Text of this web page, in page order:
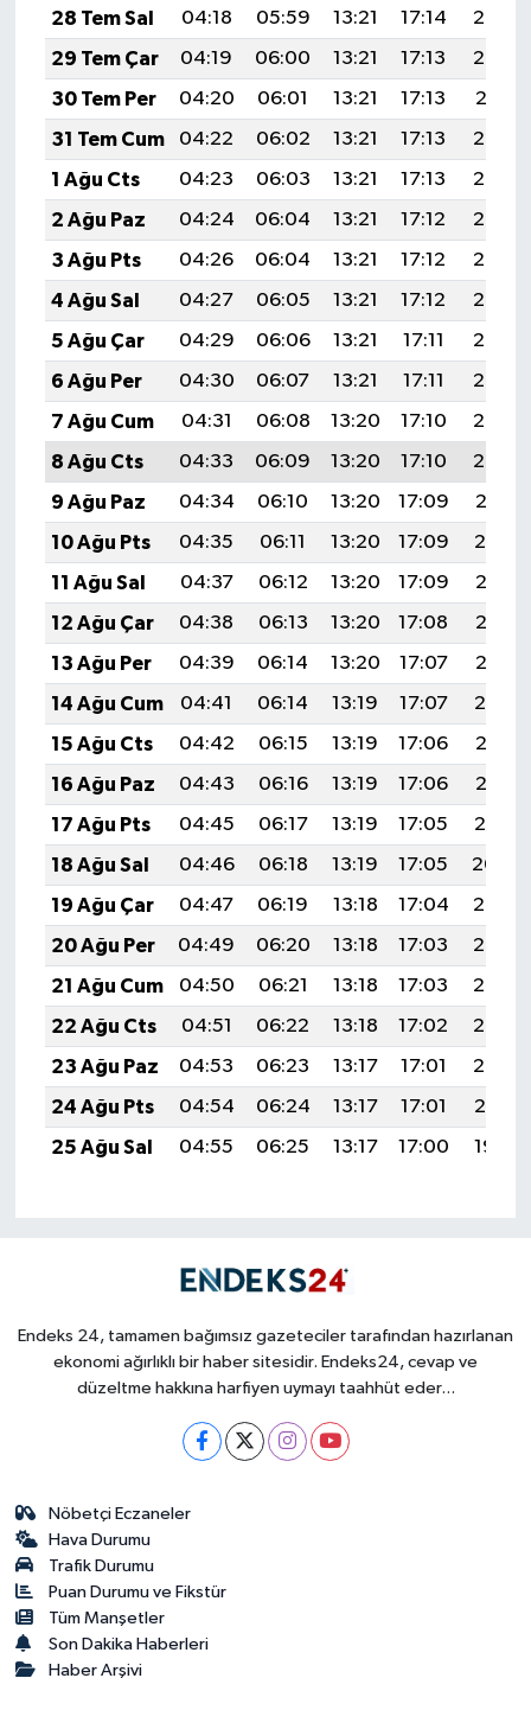
28 Tem Sal
04:18 05:59 13:21 17:14
20:33
29 Tem Çar
04:19 06:00 13:21 17:13
20:32
30 Tem Per
04:20 06:01 13:21 17:13
20:31
31 Tem Cum
04:22 06:02 13:21 17:13
20:30
1 Ağu Cts
04:23 06:03 13:21 17:13
20:29
2 Ağu Paz
04:24 06:04 13:21 17:12
20:28
3 Ağu Pts
04:26 06:04 13:21 17:12
20:27
4 Ağu Sal
04:27 06:05 13:21 17:12
20:26
5 Ağu Çar
04:29 06:06 13:21 17:11
20:25
6 Ağu Per
04:30 06:07 13:21 17:11
20:24
7 Ağu Cum
04:31 06:08 13:20 17:10
20:23
8 Ağu Cts
04:33 06:09 13:20 17:10
20:22
9 Ağu Paz
04:34 06:10 13:20 17:09
20:21
10 Ağu Pts
04:35 06:11 13:20 17:09
20:19
11 Ağu Sal
04:37 06:12 13:20 17:09
20:18
12 Ağu Çar
04:38 06:13 13:20 17:08
20:17
13 Ağu Per
04:39 06:14 13:20 17:07
20:16
14 Ağu Cum
04:41 06:14 13:19 17:07
20:14
15 Ağu Cts
04:42 06:15 13:19 17:06
20:13
16 Ağu Paz
04:43 06:16 13:19 17:06
20:12
17 Ağu Pts
04:45 06:17 13:19 17:05
20:10
18 Ağu Sal
04:46 06:18 13:19 17:05
20:09
19 Ağu Çar
04:47 06:19 13:18 17:04
20:08
20 Ağu Per
04:49 06:20 13:18 17:03
20:06
21 Ağu Cum
04:50 06:21 13:18 17:03
20:05
22 Ağu Cts
04:51 06:22 13:18 17:02
20:03
23 Ağu Paz
04:53 06:23 13:17 17:01
20:02
24 Ağu Pts
04:54 06:24 13:17 17:01
20:01
25 Ağu Sal
04:55 06:25 13:17 17:00 19:59
Endeks 24, tamamen bağımsız gazeteciler tarafından hazırlanan
ekonomi ağırlıklı bir haber sitesidir. Endeks24, cevap ve
düzeltme hakkına harfiyen uymayı taahhüt eder...
Nöbetçi Eczaneler
Hava Durumu
Trafik Durumu
Puan Durumu ve Fikstür
Tüm Manşetler
Son Dakika Haberleri
Haber Arşivi